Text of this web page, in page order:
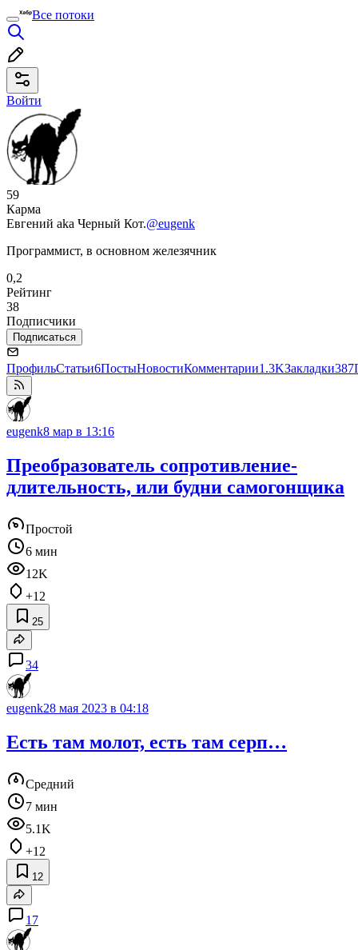
Все потоки
Войти
59
Карма
Евгений aka Черный Кот.@eugenk
Программист, в основном железячник
0,2
Рейтинг
38
Подписчики
Подписаться
ПрофильСтатьи6ПостыНовостиКомментарии1.3KЗакладки387
eugenk8 мар в 13:16
Преобразователь сопротивление-
длительность, или будни самогонщика
Простой
6 мин
12K
+12
25
34
eugenk28 мая 2023 в 04:18
Есть там молот, есть там серп…
Средний
7 мин
5.1K
+12
12
17